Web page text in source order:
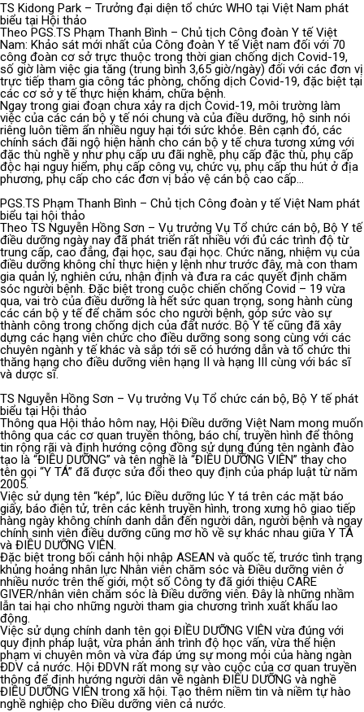
TS Kidong Park – Trưởng đại diện tổ chức WHO tại Việt Nam phát
biểu tại Hội thảo
Theo PGS.TS Phạm Thanh Bình – Chủ tịch Công đoàn Y tế Việt
Nam: Khảo sát mới nhất của Công đoàn Y tế Việt nam đối với 70
công đoàn cơ sở trực thuộc trong thời gian chống dịch Covid-19,
số giờ làm việc gia tăng (trung bình 3,65 giờ/ngày) đối với các đơn vị
trực tiếp tham gia công tác phòng, chống dịch Covid-19, đặc biệt tại
các cơ sở y tế thực hiện khám, chữa bệnh.
Ngay trong giai đoạn chưa xảy ra dịch Covid-19, môi trường làm
việc của các cán bộ y tế nói chung và của điều dưỡng, hộ sinh nói
riêng luôn tiềm ẩn nhiều nguy hại tới sức khỏe. Bên cạnh đó, các
chính sách đãi ngộ hiện hành cho cán bộ y tế chưa tương xứng với
đặc thù nghề y như phụ cấp ưu đãi nghề, phụ cấp đặc thù, phụ cấp
độc hại nguy hiểm, phụ cấp công vụ, chức vụ, phụ cấp thu hút ở địa
phương, phụ cấp cho các đơn vị bảo vệ cán bộ cao cấp…
PGS.TS Phạm Thanh Bình – Chủ tịch Công đoàn y tế Việt Nam phát
biểu tại hội thảo
Theo TS Nguyễn Hồng Sơn – Vụ trưởng Vụ Tổ chức cán bộ, Bộ Y tế
điều dưỡng ngày nay đã phát triển rất nhiều với đủ các trình độ từ
trung cấp, cao đẳng, đại học, sau đại học. Chức năng, nhiệm vụ của
điều dưỡng không chỉ thực hiện y lệnh như trước đây, mà con tham
gia quản lý, nghiên cứu, nhận định và đưa ra các quyết định chăm
sóc người bệnh. Đặc biệt trong cuộc chiến chống Covid – 19 vừa
qua, vai trò của điều dưỡng là hết sức quan trọng, song hành cùng
các cán bộ y tế để chăm sóc cho người bệnh, góp sức vào sự
thành công trong chống dịch của đất nước. Bộ Y tế cũng đã xây
dựng các hạng viên chức cho điều dưỡng song song cùng với các
chuyên ngành y tế khác và sắp tới sẽ có hướng dẫn và tổ chức thi
thăng hạng cho điều dưỡng viên hạng II và hạng III cùng với bác sĩ
và dược sĩ.
TS Nguyễn Hồng Sơn – Vụ trưởng Vụ Tổ chức cán bộ, Bộ Y tế phát
biểu tại Hội thảo
Thông qua Hội thảo hôm nay, Hội Điều dưỡng Việt Nam mong muốn
thông qua các cơ quan truyền thông, báo chí, truyền hình để thông
tin rộng rãi và định hướng cộng đồng sử dụng đúng tên ngành đào
tạo là “ĐIỀU DƯỠNG” và tên nghề là “ĐIỀU DƯỠNG VIÊN” thay cho
tên gọi “Y TÁ” đã được sửa đổi theo quy định của pháp luật từ năm
2005.
Việc sử dụng tên “kép”, lúc Điều dưỡng lúc Y tá trên các mặt báo
giấy, báo điện tử, trên các kênh truyền hình, trong xưng hô giao tiếp
hàng ngày không chính danh dẫn đến người dân, người bệnh và ngay
chính sinh viên điều dưỡng cũng mơ hồ về sự khác nhau giữa Y TÁ
và ĐIỀU DƯỠNG VIÊN.
Đặc biệt trong bối cảnh hội nhập ASEAN và quốc tế, trước tình trạng
khủng hoảng nhân lực Nhân viên chăm sóc và Điều dưỡng viên ở
nhiều nước trên thế giới, một số Công ty đã giới thiệu CARE
GIVER/nhân viên chăm sóc là Điều dưỡng viên. Đây là những nhầm
lẫn tai hại cho những người tham gia chương trình xuất khẩu lao
động.
Việc sử dụng chính danh tên gọi ĐIỀU DƯỠNG VIÊN vừa đúng với
quy định pháp luật, vừa phản ánh trình độ học vấn, vừa thể hiện
phạm vi chuyên môn và vừa đáp ứng sự mong mỏi của hàng ngàn
ĐDV cả nước. Hội ĐDVN rất mong sự vào cuộc của cơ quan truyền
thông để định hướng người dân về ngành ĐIỀU DƯỠNG và nghề
ĐIỀU DƯỠNG VIÊN trong xã hội. Tạo thêm niềm tin và niềm tự hào
nghề nghiệp cho Điều dưỡng viên cả nước.